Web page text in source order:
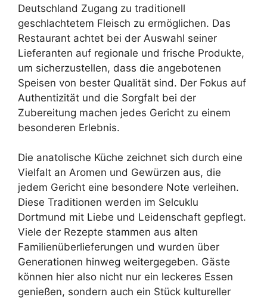
Deutschland Zugang zu traditionell
geschlachtetem Fleisch zu ermöglichen. Das
Restaurant achtet bei der Auswahl seiner
Lieferanten auf regionale und frische Produkte,
um sicherzustellen, dass die angebotenen
Speisen von bester Qualität sind. Der Fokus auf
Authentizität und die Sorgfalt bei der
Zubereitung machen jedes Gericht zu einem
besonderen Erlebnis.
Die anatolische Küche zeichnet sich durch eine
Vielfalt an Aromen und Gewürzen aus, die
jedem Gericht eine besondere Note verleihen.
Diese Traditionen werden im Selcuklu
Dortmund mit Liebe und Leidenschaft gepflegt.
Viele der Rezepte stammen aus alten
Familienüberlieferungen und wurden über
Generationen hinweg weitergegeben. Gäste
können hier also nicht nur ein leckeres Essen
genießen, sondern auch ein Stück kultureller